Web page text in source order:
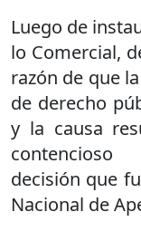
Luego de
lo Comercial,
razón de que
de derecho
y la causa
decisión que
Nacional de